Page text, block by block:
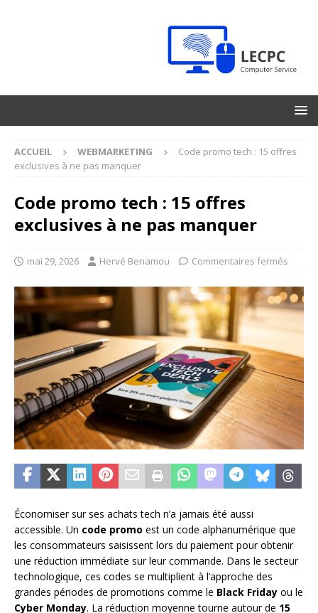
ACCUEIL WEBMARKETING
Code promo tech : 15 offres
exclusives à ne pas manquer
Code promo tech : 15 offres
exclusives à ne pas manquer
mai 29, 2026 Hervé Benamou Commentaires fermés
Économiser sur ses achats tech n’a jamais été aussi
accessible. Un code promo est un code alphanumérique que
les consommateurs saisissent lors du paiement pour obtenir
une réduction immédiate sur leur commande. Dans le secteur
technologique, ces codes se multiplient à l’approche des
grandes périodes de promotions comme le Black Friday ou le
Cyber Monday. La réduction moyenne tourne autour de 15